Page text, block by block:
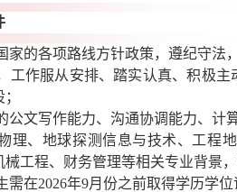
家的各项路线方针政策，遵纪守法
工作服从安排、踏实认真、积极
；
公文写作能力、沟通协调能力、计
理、地球探测信息与技术、工程
工程、财务管理等相关专业背景
需在2026年9月份之前取得学历学位